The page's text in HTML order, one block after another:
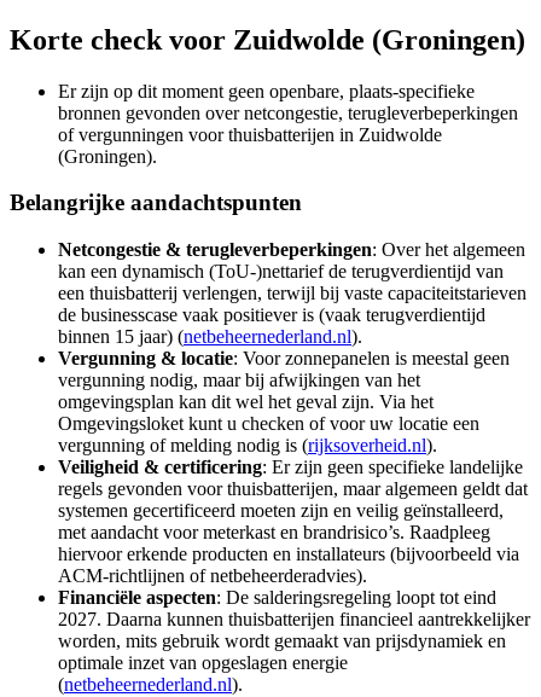
Korte check voor Zuidwolde (Groningen)
Er zijn op dit moment geen openbare, plaats-specifieke
bronnen gevonden over netcongestie, terugleverbeperkingen
of vergunningen voor thuisbatterijen in Zuidwolde
(Groningen).
Belangrijke aandachtspunten
Netcongestie & terugleverbeperkingen: Over het algemeen
kan een dynamisch (ToU‑)nettarief de terugverdientijd van
een thuisbatterij verlengen, terwijl bij vaste capaciteitstarieven
de businesscase vaak positiever is (vaak terugverdientijd
binnen 15 jaar) (netbeheernederland.nl).
Vergunning & locatie: Voor zonnepanelen is meestal geen
vergunning nodig, maar bij afwijkingen van het
omgevingsplan kan dit wel het geval zijn. Via het
Omgevingsloket kunt u checken of voor uw locatie een
vergunning of melding nodig is (rijksoverheid.nl).
Veiligheid & certificering: Er zijn geen specifieke landelijke
regels gevonden voor thuisbatterijen, maar algemeen geldt dat
systemen gecertificeerd moeten zijn en veilig geïnstalleerd,
met aandacht voor meterkast en brandrisico’s. Raadpleeg
hiervoor erkende producten en installateurs (bijvoorbeeld via
ACM-richtlijnen of netbeheerderadvies).
Financiële aspecten: De salderingsregeling loopt tot eind
2027. Daarna kunnen thuisbatterijen financieel aantrekkelijker
worden, mits gebruik wordt gemaakt van prijsdynamiek en
optimale inzet van opgeslagen energie
(netbeheernederland.nl).